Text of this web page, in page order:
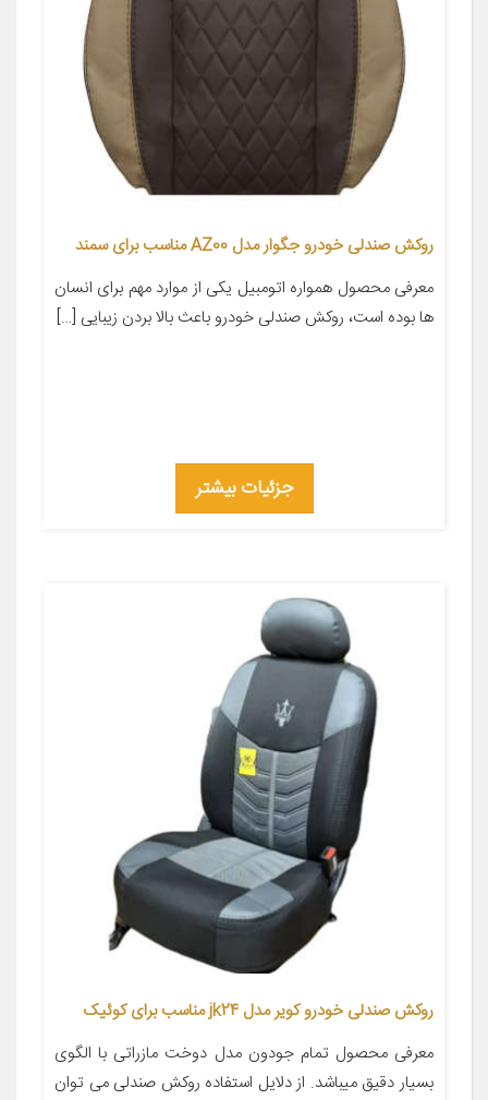
روکش صندلی خودرو جگوار مدل AZ00 مناسب برای سمند
معرفی محصول همواره اتومبیل یکی از موارد مهم برای انسان
ها بوده است، روکش صندلی خودرو باعث بالا بردن زیبایی […]
جزئیات بیشتر
روکش صندلی خودرو کویر مدل jk24 مناسب برای کوئیک
معرفی محصول تمام جودون مدل دوخت مازراتی با الگوی
بسیار دقیق میباشد. از دلایل استفاده روکش صندلی می توان